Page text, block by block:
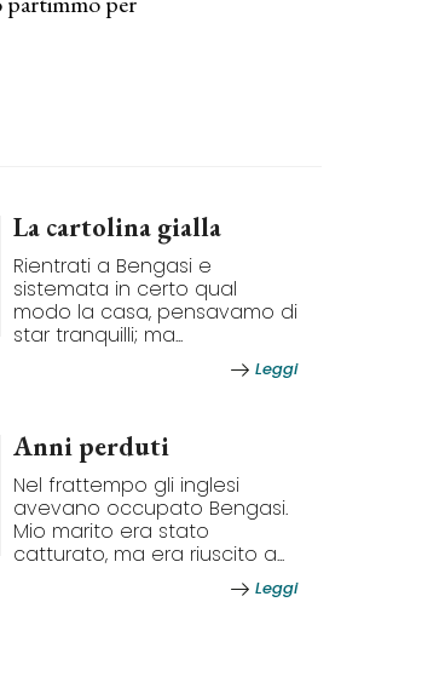
La cartolina gialla
Rientrati a Bengasi e
sistemata in certo qual
modo la casa, pensavamo di
star tranquilli; ma...
Leggi
Anni perduti
Nel frattempo gli inglesi
avevano occupato Bengasi.
Mio marito era stato
catturato, ma era riuscito a...
Leggi